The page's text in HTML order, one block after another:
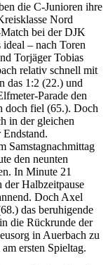
die C-Junioren ihre
Nord
bei der DJK
– nach Toren
Torjäger Tobias
relativ schnell mit
das 1:2 (22.) und
Parade den
doch fiel (65.). Doch
in der gleichen
Samstagnachmittag
den neunten
In Minute 21
Halbzeitpause
Doch Axel
das beruhigende
die Rückrunde der
in Auerbach zu
ersten Spieltag.